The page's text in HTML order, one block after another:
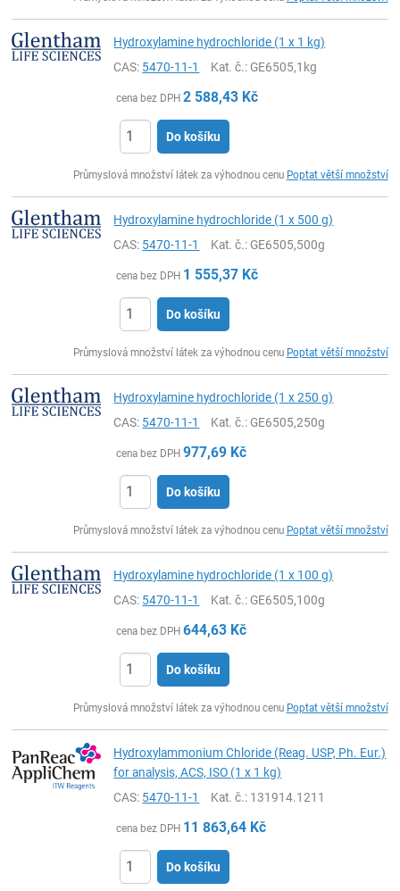
Hydroxylamine hydrochloride (1 x 1 kg)
CAS: 5470-11-1 Kat. č.: GE6505,1kg
cena bez DPH 2 588,43 Kč
Do košíku
Průmyslová množství látek za výhodnou cenu Poptat větší množství
Hydroxylamine hydrochloride (1 x 500 g)
CAS: 5470-11-1 Kat. č.: GE6505,500g
cena bez DPH 1 555,37 Kč
Do košíku
Průmyslová množství látek za výhodnou cenu Poptat větší množství
Hydroxylamine hydrochloride (1 x 250 g)
CAS: 5470-11-1 Kat. č.: GE6505,250g
cena bez DPH 977,69 Kč
Do košíku
Průmyslová množství látek za výhodnou cenu Poptat větší množství
Hydroxylamine hydrochloride (1 x 100 g)
CAS: 5470-11-1 Kat. č.: GE6505,100g
cena bez DPH 644,63 Kč
Do košíku
Průmyslová množství látek za výhodnou cenu Poptat větší množství
Hydroxylammonium Chloride (Reag. USP, Ph. Eur.)
for analysis, ACS, ISO (1 x 1 kg)
CAS: 5470-11-1 Kat. č.: 131914.1211
cena bez DPH 11 863,64 Kč
Do košíku